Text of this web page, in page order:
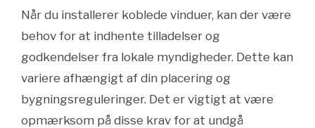
Når du installerer koblede vinduer, kan der være
behov for at indhente tilladelser og
godkendelser fra lokale myndigheder. Dette kan
variere afhængigt af din placering og
bygningsreguleringer. Det er vigtigt at være
opmærksom på disse krav for at undgå